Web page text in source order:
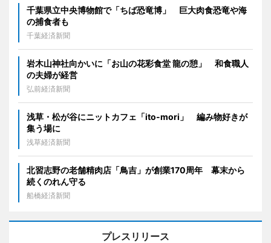
千葉県立中央博物館で「ちば恐竜博」 巨大肉食恐竜や海
の捕食者も
千葉経済新聞
岩木山神社向かいに「お山の花彩食堂 龍の憩」 和食職人
の夫婦が経営
弘前経済新聞
浅草・松が谷にニットカフェ「ito-mori」 編み物好きが
集う場に
浅草経済新聞
北習志野の老舗精肉店「鳥吉」が創業170周年 幕末から
続くのれん守る
船橋経済新聞
プレスリリース